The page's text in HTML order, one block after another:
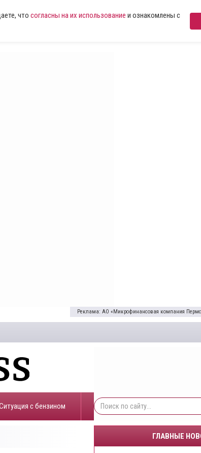
что согласны на их использование и ознакомлены с
Реклама: АО «Микрофинансовая компания
с бензином
ГЛАВНЫЕ